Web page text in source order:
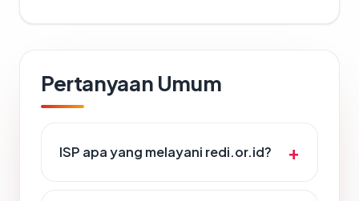
Pertanyaan Umum
ISP apa yang melayani redi.or.id?